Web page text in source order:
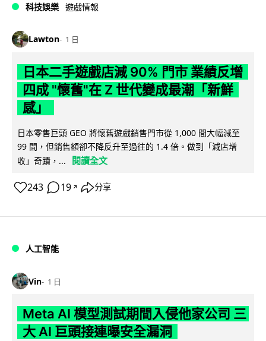
科技娛樂 遊戲情報
Lawton 1 日
日本二手遊戲店減 90% 門市 業績反增
四成 "懷舊"在 Z 世代變成最潮「新鮮
感」
日本零售巨頭 GEO 將懷舊遊戲銷售門市從 1,000 間大幅減至
99 間，但銷售額卻不降反升至過往的 1.4 倍。做到「減店增
收」奇蹟，...
閱讀全文
243 19 ↗ 分享
人工智能
Vin 1 日
Meta AI 模型測試期間入侵他家公司 三
大 AI 巨頭接連曝安全漏洞